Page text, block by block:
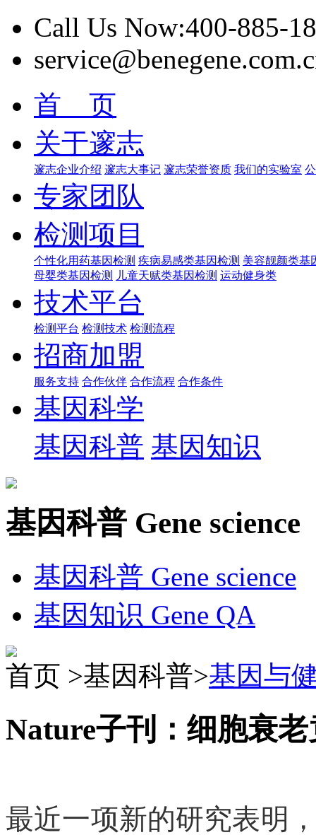
Call Us Now:400-885-
首 页
关于邃志
邃志企业介绍 邃志大事记 邃志荣誉资质 我们的实验室
专家团队
检测项目
个性化用药基因检测 疾病易感类基因检测 美容靓颜类基
母婴类基因检测
儿童天赋类基因检测 运动健身类
技术平台
检测平台 检测技术 检测流程
招商加盟
服务支持 合作伙伴 合作流程 合作条件
基因科学
基因科普 基因知识
基因科普 Gene science
基因科普 Gene science
基因知识 Gene QA
首页 >基因科普>基因与
Nature子刊：细胞衰
最近一项新的研究表明